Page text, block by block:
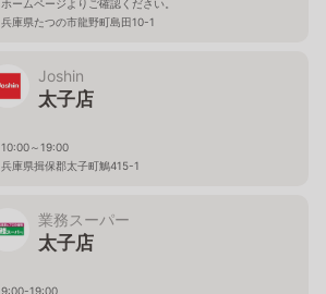
ホームページよりご確認ください。
兵庫県たつの市龍野町島田10-1
Joshin
太子店
10:00～19:00
兵庫県揖保郡太子町鵤415-1
業務スーパー
太子店
9:00-19:00